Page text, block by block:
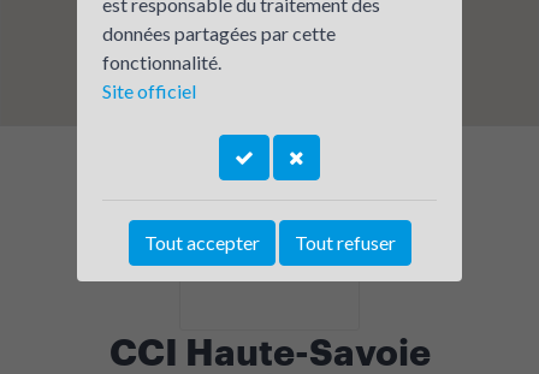
CCI Haute-Savoie
données partagées par cette
fonctionnalité.
Site officiel
Tout accepter Tout refuser